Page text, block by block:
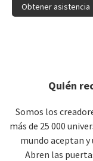
Obtener asistencia
Quién
Somos los
más de 25 000
mundo aceptan
Abren las